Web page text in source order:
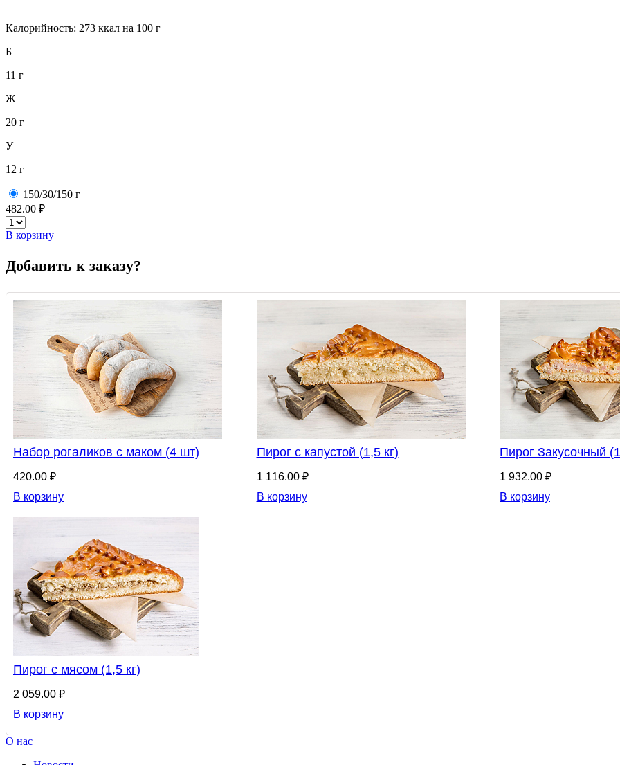
Калорийность: 273 ккал на 100 г
Б
11 г
Ж
20 г
У
12 г
150/30/150 г
482.00 ₽
В корзину
Добавить к заказу?
Набор рогаликов с маком (4 шт)
420.00 ₽
В корзину
Пирог с капустой (1,5 кг)
1 116.00 ₽
В корзину
Пирог Закусочный
1 932.00 ₽
В корзину
Пирог с мясом (1,5 кг)
2 059.00 ₽
В корзину
О нас